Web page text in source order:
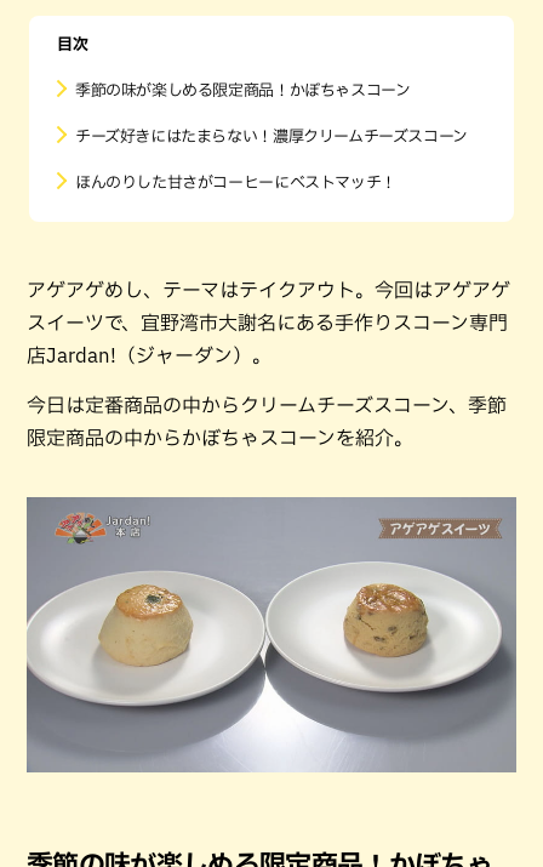
目次
季節の味が楽しめる限定商品！かぼちゃスコーン
チーズ好きにはたまらない！濃厚クリームチーズスコーン
ほんのりした甘さがコーヒーにベストマッチ！
アゲアゲめし、テーマはテイクアウト。今回はアゲアゲ
スイーツで、宜野湾市大謝名にある手作りスコーン専門
店Jardan!（ジャーダン）。
今日は定番商品の中からクリームチーズスコーン、季節
限定商品の中からかぼちゃスコーンを紹介。